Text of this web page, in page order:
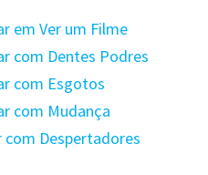
em Ver um Filme
com Dentes Podres
com Esgotos
com Mudança
com Despertadores